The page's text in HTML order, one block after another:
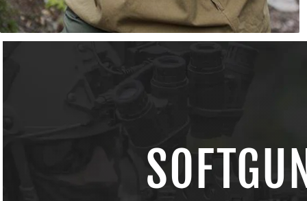
SOFTGUN